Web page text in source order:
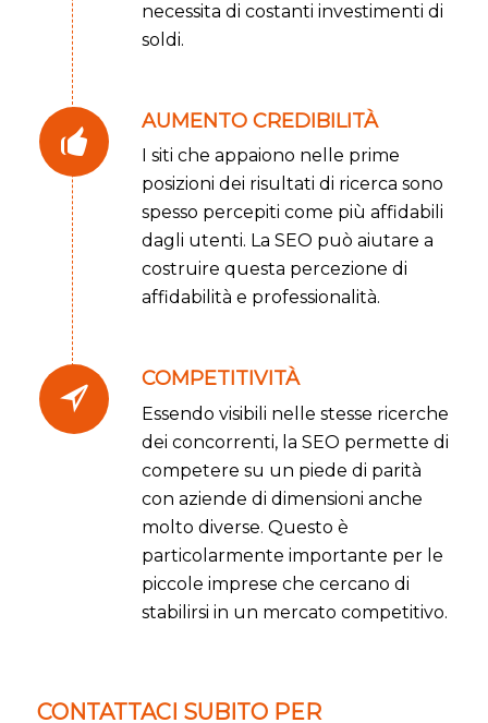
necessita di costanti investimenti di
soldi.
AUMENTO CREDIBILITÀ
I siti che appaiono nelle prime
posizioni dei risultati di ricerca sono
spesso percepiti come più affidabili
dagli utenti. La SEO può aiutare a
costruire questa percezione di
affidabilità e professionalità.
COMPETITIVITÀ
Essendo visibili nelle stesse ricerche
dei concorrenti, la SEO permette di
competere su un piede di parità
con aziende di dimensioni anche
molto diverse. Questo è
particolarmente importante per le
piccole imprese che cercano di
stabilirsi in un mercato competitivo.
CONTATTACI SUBITO PER